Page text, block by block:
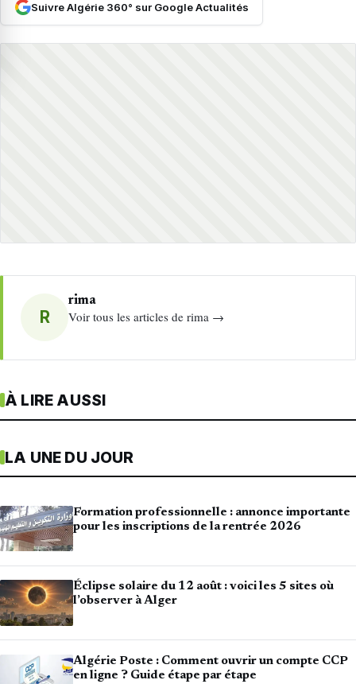
Suivre Algérie 360° sur Google Actualités
R
rima
Voir tous les articles de rima →
À LIRE AUSSI
LA UNE DU JOUR
Formation professionnelle : annonce importante
pour les inscriptions de la rentrée 2026
Éclipse solaire du 12 août : voici les 5 sites où
l’observer à Alger
Algérie Poste : Comment ouvrir un compte CCP
en ligne ? Guide étape par étape